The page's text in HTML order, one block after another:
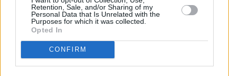
Retention, Sale, and/or Sharing of my
Personal Data that Is Unrelated with the
Purposes for which it was collected.
Opted In
CONFIRM
Det går fint å bruke denne deigen til å lage
kanelboller, skolebrød, kringle og andre typer gjærbakst.
Eneste du må tilpasse er steketemperaturen og
steketiden. Jeg foretrekker å steke bollene ved
230°C. Lager du kringler eller større hvetekaker, må du
sannsynligvis litt ned i temperatur til 210°C, fordi kaken